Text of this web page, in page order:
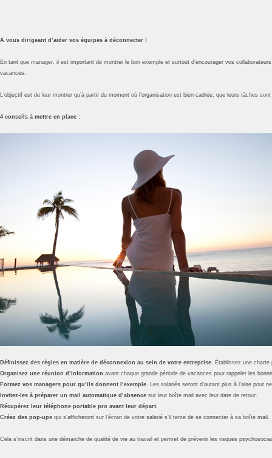
A vous dirigeant d’aider vos équipes à déconnecter !
En tant que manager, il est important de montrer le bon exemple et surtout d’encourager vos
vacances.
L’objectif est de leur montrer qu’à partir du moment où l’organisation est bien cadrée, que leurs tâches
4 conseils à mettre en place :
Définissez des règles en matière de déconnexion au sein de votre entreprise.
Établissez une
Organisez une réunion d’information avant chaque grande période de vacances pour rappeler les
Formez vos managers pour qu’ils donnent l’exemple.
Les salariés seront d’autant plus à l’aise pour
Invitez-les à préparer un mail automatique d’absence sur leur boîte mail avec leur date de retour.
Récupérez leur téléphone portable pro avant leur départ.
Créez des pop-ups qui s’afficheront sur l’écran de votre salarié s’il tente de se connecter à sa boîte mail.
Cela s’inscrit dans une démarche de qualité de vie au travail et permet de prévenir les risques